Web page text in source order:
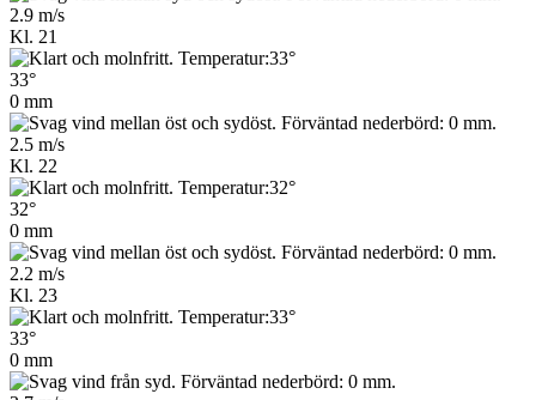
2.9 m/s
Kl. 21
33°
0 mm
2.5 m/s
Kl. 22
32°
0 mm
2.2 m/s
Kl. 23
33°
0 mm